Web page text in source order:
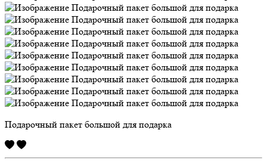
Подарочный пакет большой для подарка